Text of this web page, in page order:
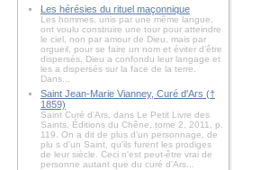
Les hérésies du rituel maçonnique
Les hommes, unis par une même langue,
ont voulu construire une tour pour atteindre
le ciel, non par amour de Dieu, mais par
orgueil, pour se faire un nom et éviter d’être
dispersés. Dieu a confondu leur langage et
les a dispersés sur la face de la terre.
Dans...
Saint Jean-Marie Vianney, Curé d'Ars (†
1859)
Saint Curé d'Ars, dans Le Petit Livre des
Saints, Éditions du Chêne, tome 2, 2011, p.
119. On a dit de plus d'un personnage, de
plu s d'un Saint, qu'ils furent les prodiges
de leur siècle. Ceci n'est peut-être vrai de
personne autant que du curé d'Ars...